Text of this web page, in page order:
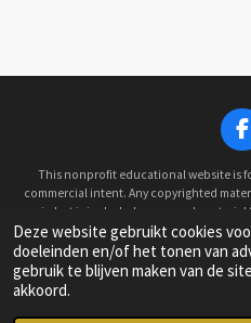
Deze website gebruikt cookies
doeleinden en/of het tonen van
gebruik te blijven maken van de
akkoord.
F
a
c
e
b
o
o
k
This nonprofit educational website is
commercial intent. Any copyrighted
gain but is included as research
Generation." As such, this website
concerns,
© 2022 - 2026 Old Hickory Historical
Powered by